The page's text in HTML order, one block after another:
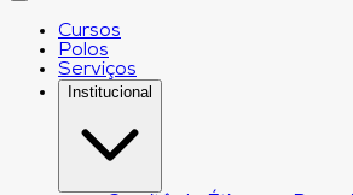
Cursos
Polos
Serviços
Institucional